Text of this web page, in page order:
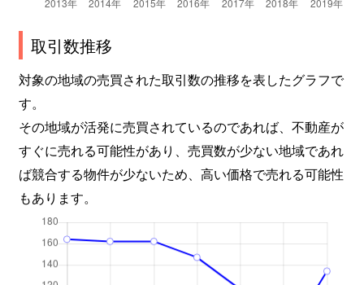
宮内
宮内
5,700万円 武蔵中原
徒
宮内
6,500万円 武蔵中原
宮内
6,500万円 武蔵中原
徒
宮内
宮内
5,200万円
宮内
4,700万円
取引数推移
対象の地域の売買された取引数の推移を表したグラフで
す。
その地域が活発に売買されているのであれば、不動産が
すぐに売れる可能性があり、売買数が少ない地域であれ
ば競合する物件が少ないため、高い価格で売れる可能性
もあります。